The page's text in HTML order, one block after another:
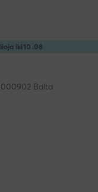
iki10 .08
Balta